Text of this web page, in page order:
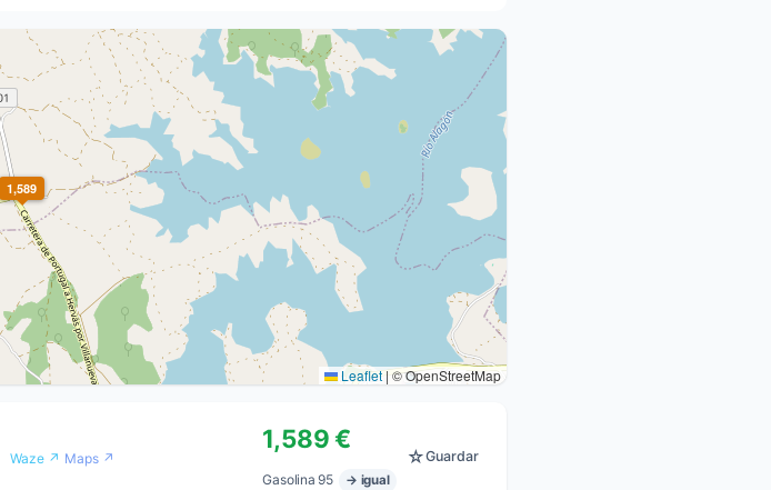
1,589
Leaflet |© OpenStreetMap
Waze ↗ Maps ↗
1,589 €
Gasolina 95 → igual
☆Guardar